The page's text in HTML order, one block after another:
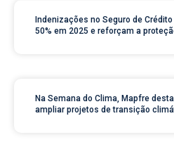
Indenizações no Seguro de
50% em 2025 e reforçam a
Na Semana do Clima, Mapfre
ampliar projetos de transição